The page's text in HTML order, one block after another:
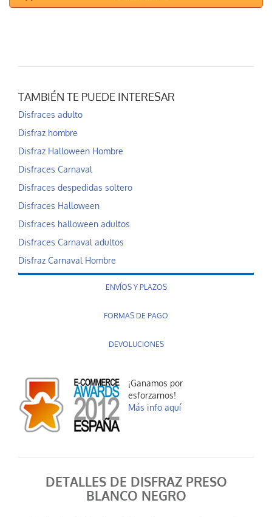
TAMBIÉN TE PUEDE INTERESAR
Disfraces adulto
Disfraz hombre
Disfraz Halloween Hombre
Disfraces Carnaval
Disfraces despedidas soltero
Disfraces Halloween
Disfraces halloween adultos
Disfraces Carnaval adultos
Disfraz Carnaval Hombre
ENVÍOS Y PLAZOS
FORMAS DE PAGO
DEVOLUCIONES
¡Ganamos por
esforzarnos!
Más info aquí
DETALLES DE DISFRAZ PRESO
BLANCO NEGRO